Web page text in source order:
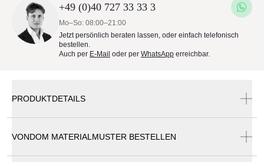
+49 (0)40 727 33 33 3
Mo–So: 08:00–21:00
Jetzt persönlich beraten lassen, oder einfach telefonisch
bestellen.
Auch per E-Mail oder per WhatsApp erreichbar.
PRODUKTDETAILS
Vondom Spritz Gartensofa
VONDOM MATERIALMUSTER BESTELLEN